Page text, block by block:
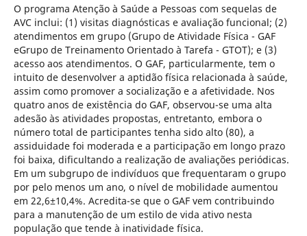
O programa Atenção à Saúde a Pessoas com sequelas de
AVC inclui: (1) visitas diagnósticas e avaliação funcional; (2)
atendimentos em grupo (Grupo de Atividade Física - GAF
eGrupo de Treinamento Orientado à Tarefa - GTOT); e (3)
acesso aos atendimentos. O GAF, particularmente, tem o
intuito de desenvolver a aptidão física relacionada à saúde,
assim como promover a socialização e a afetividade. Nos
quatro anos de existência do GAF, observou-se uma alta
adesão às atividades propostas, entretanto, embora o
número total de participantes tenha sido alto (80), a
assiduidade foi moderada e a participação em longo prazo
foi baixa, dificultando a realização de avaliações periódicas.
Em um subgrupo de indivíduos que frequentaram o grupo
por pelo menos um ano, o nível de mobilidade aumentou
em 22,6±10,4%. Acredita-se que o GAF vem contribuindo
para a manutenção de um estilo de vida ativo nesta
população que tende à inatividade física.